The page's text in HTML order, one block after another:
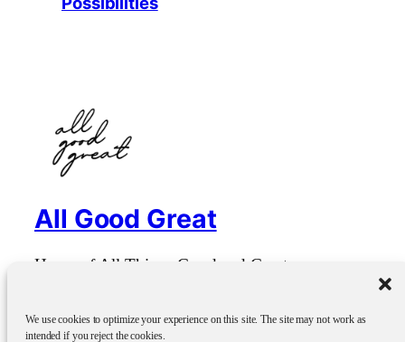
We use cookies to optimize your experience on this site. The site may not work as
intended if you reject the cookies.
All Good Great
Home of All Things Good and Great
Blog Events